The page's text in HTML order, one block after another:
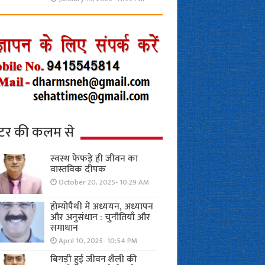
की कलम से
स्वस्थ फेफड़े ही जीवन का
वास्तविक दीपक
October 20, 2025- 10:29 AM
होम्योपैथी में अध्ययन, अध्यापन
और अनुसंधान : चुनौतियाँ और
समाधान
April 10, 2025- 10:54 PM
बिगड़ी हुई जीवन शैली की